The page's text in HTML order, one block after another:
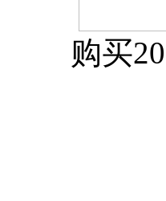
购买